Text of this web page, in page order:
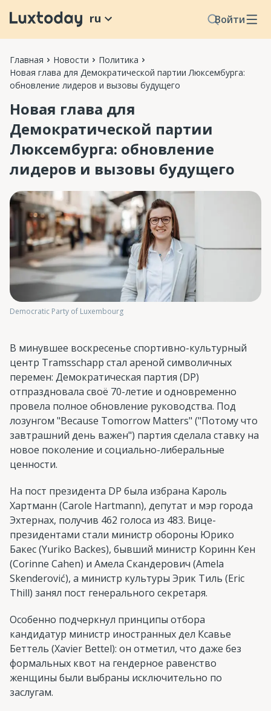
Войти
ru
Главная Новости
Политика
Новая глава для Демократической партии Люксембурга:
обновление лидеров и вызовы будущего
Новая глава для
Демократической партии
Люксембурга: обновление
лидеров и вызовы будущего
Democratic Party of Luxembourg
В минувшее воскресенье спортивно-культурный
центр Tramsschapp стал ареной символичных
перемен: Демократическая партия (DP)
отпраздновала своё 70-летие и одновременно
провела полное обновление руководства. Под
лозунгом "Because Tomorrow Matters" ("Потому что
завтрашний день важен") партия сделала ставку на
новое поколение и социально-либеральные
ценности.
На пост президента DP была избрана Кароль
Хартманн (Carole Hartmann), депутат и мэр города
Эхтернах, получив 462 голоса из 483. Вице-
президентами стали министр обороны Юрико
Бакес (Yuriko Backes), бывший министр Коринн Кен
(Corinne Cahen) и Амела Скандерович (Amela
Skenderović), а министр культуры Эрик Тиль (Eric
Thill) занял пост генерального секретаря.
Особенно подчеркнул принципы отбора
кандидатур министр иностранных дел Ксавье
Беттель (Xavier Bettel): он отметил, что даже без
формальных квот на гендерное равенство
женщины были выбраны исключительно по
заслугам.